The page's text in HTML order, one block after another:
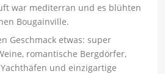
war mediterran und es blühten
Bougainville.
Geschmack etwas: super
romantische Bergdörfer,
und einzigartige